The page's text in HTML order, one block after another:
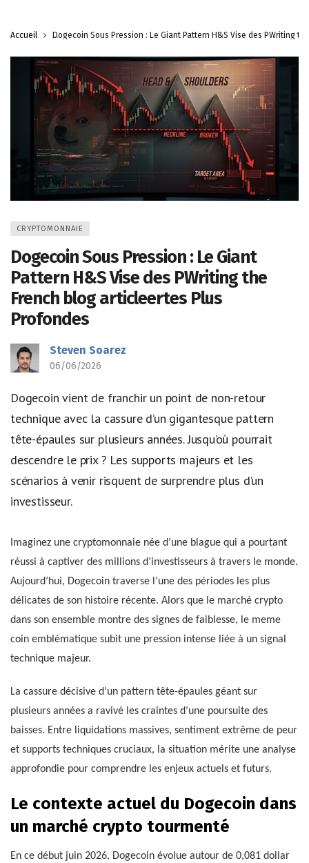
Accueil Dogecoin Sous Pression : Le Giant Pattern H&S Vise des PWriting
CRYPTOMONNAIE
Dogecoin Sous Pression : Le Giant
Pattern H&S Vise des PWriting the
French blog articleertes Plus
Profondes
Steven Soarez
06/06/2026
Dogecoin vient de franchir un point de non-retour
technique avec la cassure d’un gigantesque pattern
tête-épaules sur plusieurs années. Jusqu’où pourrait
descendre le prix ? Les supports majeurs et les
scénarios à venir risquent de surprendre plus d’un
investisseur.
Imaginez une cryptomonnaie née d’une blague qui a pourtant
réussi à captiver des millions d’investisseurs à travers le monde.
Aujourd’hui, Dogecoin traverse l’une des périodes les plus
délicates de son histoire récente. Alors que le marché crypto
dans son ensemble montre des signes de faiblesse, le meme
coin emblématique subit une pression intense liée à un signal
technique majeur.
La cassure décisive d’un pattern tête-épaules géant sur
plusieurs années a ravivé les craintes d’une poursuite des
baisses. Entre liquidations massives, sentiment extrême de peur
et supports techniques cruciaux, la situation mérite une analyse
approfondie pour comprendre les enjeux actuels et futurs.
Le contexte actuel du Dogecoin dans
un marché crypto tourmenté
En ce début juin 2026, Dogecoin évolue autour de 0,081 dollar